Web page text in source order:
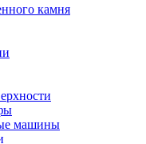
камня
машины